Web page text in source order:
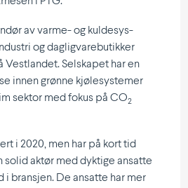
av varme- og kulde­sys­
og daglig­vare­bu­tikker
Vestlandet. Selskapet har en
innen grønne kjøle­sys­temer
sektor med fokus på CO2
i 2020, men har på kort tid
solid aktør med dyktige ansatte
i bransjen. De ansatte har mer